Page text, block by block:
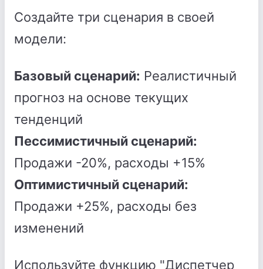
Создайте три сценария в своей
модели:
Базовый сценарий: Реалистичный
прогноз на основе текущих
тенденций
Пессимистичный сценарий:
Продажи -20%, расходы +15%
Оптимистичный сценарий:
Продажи +25%, расходы без
изменений
Используйте функцию "Диспетчер